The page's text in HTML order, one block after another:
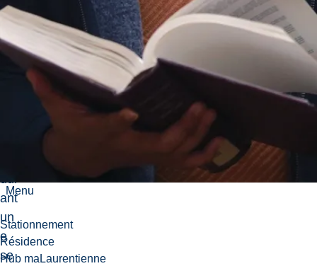
Menu
Stationnement
Résidence
Hub maLaurentienne
urs
est
nor
dur
ant
un
e
se